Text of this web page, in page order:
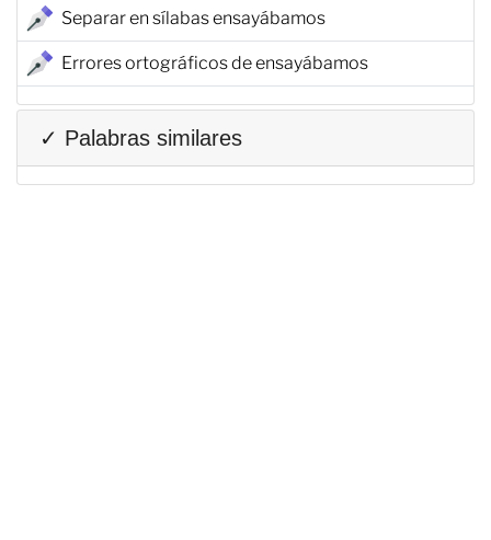
Separar en sílabas ensayábamos
Errores ortográficos de ensayábamos
✓ Palabras similares